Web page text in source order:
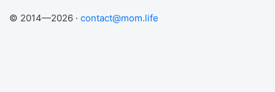
© 2014—2026 · contact@mom.life